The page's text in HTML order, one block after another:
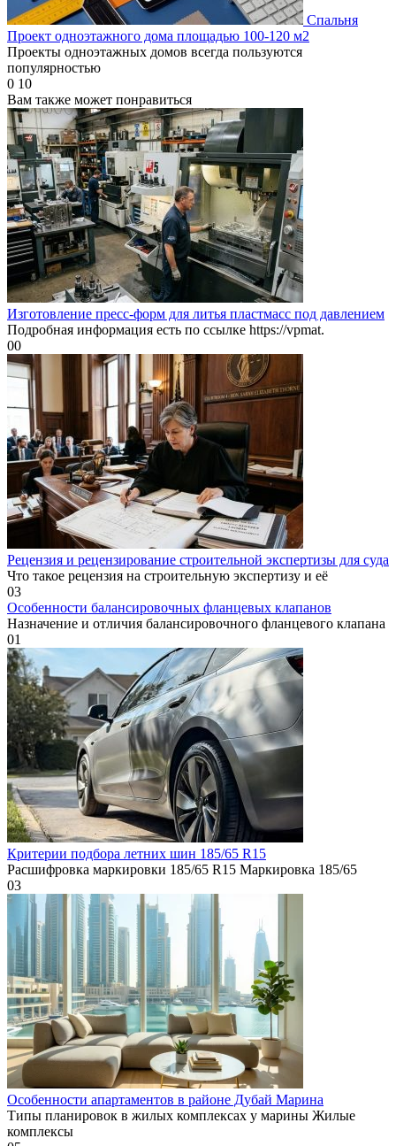
Спальня
Проект одноэтажного дома площадью 100-120 м2
Проекты одноэтажных домов всегда пользуются
популярностью
0 10
Вам также может понравиться
Изготовление пресс-форм для литья пластмасс под давлением
Подробная информация есть по ссылке https://vpmat.
00
Рецензия и рецензирование строительной экспертизы для суда
Что такое рецензия на строительную экспертизу и её
03
Особенности балансировочных фланцевых клапанов
Назначение и отличия балансировочного фланцевого клапана
01
Критерии подбора летних шин 185/65 R15
Расшифровка маркировки 185/65 R15 Маркировка 185/65
03
Особенности апартаментов в районе Дубай Марина
Типы планировок в жилых комплексах у марины Жилые
комплексы